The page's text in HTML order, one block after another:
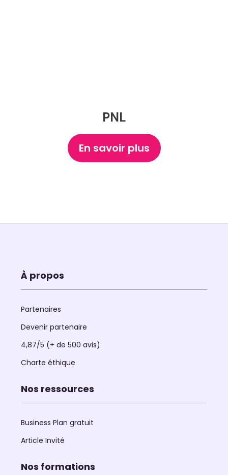
PNL
En savoir plus
À propos
Partenaires
Devenir partenaire
4,87/5 (+ de 500 avis)
Charte éthique
Nos ressources
Business Plan gratuit
Article Invité
Nos formations